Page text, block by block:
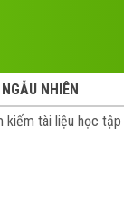
NHIÊN
kiếm tài liệu học tập